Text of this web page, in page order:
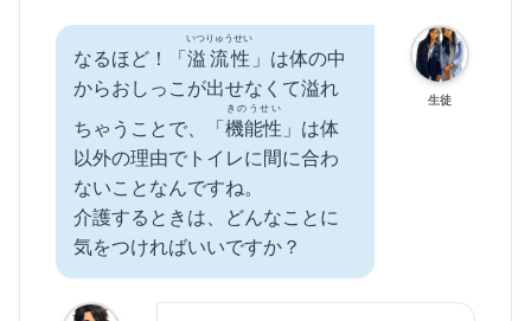
生徒
なるほど！「溢流性
いつりゅうせい
」は体の中
からおしっこが出せなくて溢れ
ちゃうことで、「機能性
きのうせい
」は体
以外の理由でトイレに間に合わ
ないことなんですね。
介護するときは、どんなことに
気をつければいいですか？